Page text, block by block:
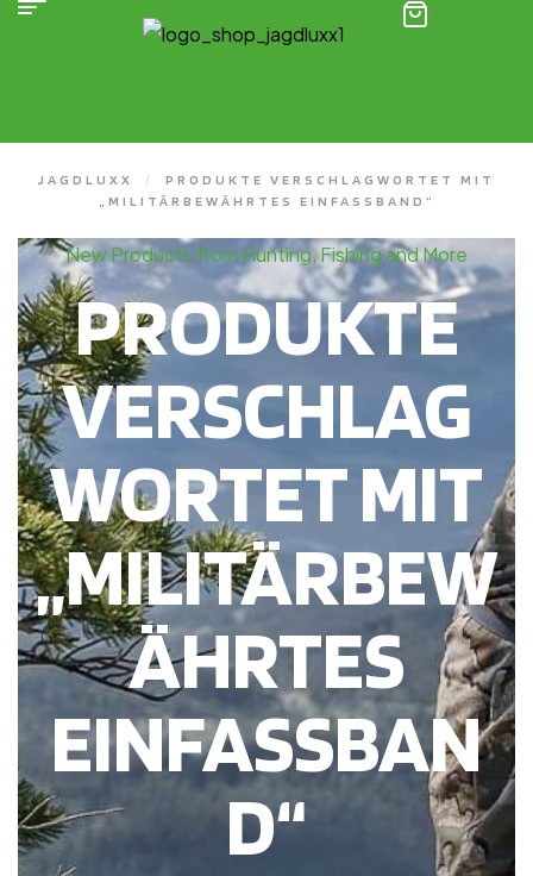
JAGDLUXX /
PRODUKTE VERSCHLAGWORTET MIT
„MILITÄRBEWÄHRTES EINFASSBAND“
New Products from Hunting, Fishing and More
PRODUKTE
VERSCHLAG
WORTET MIT
„MILITÄRBEW
ÄHRTES
EINFASSBAN
D“